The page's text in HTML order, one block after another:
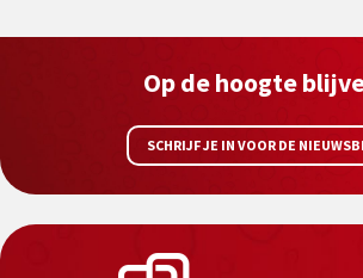
Op de hoogte
SCHRIJF JE IN VOOR DE